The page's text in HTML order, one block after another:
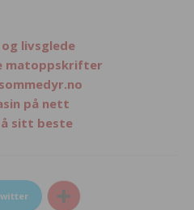
og livsglede
matoppskrifter
på nett
sitt beste